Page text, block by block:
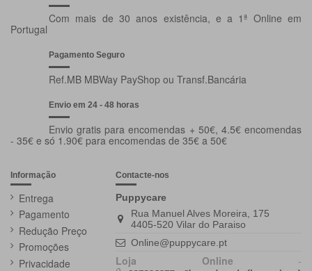
Com mais de 30 anos existência, e a 1ª Online em
Portugal
Pagamento Seguro
Ref.MB MBWay PayShop ou Transf.Bancária
Envio em 24 - 48 horas
Envio gratis para encomendas + 50€, 4.5€ encomendas
- 35€ e só 1.90€ para encomendas de 35€ a 50€
Informação
Entrega
Pagamento
Redução Preço
Promoções
Privacidade
Contacte-nos
Puppycare
Rua Manuel Alves Moreira, 175
4405-520 Vilar do Paraiso
Online@puppycare.pt
Loja Online -